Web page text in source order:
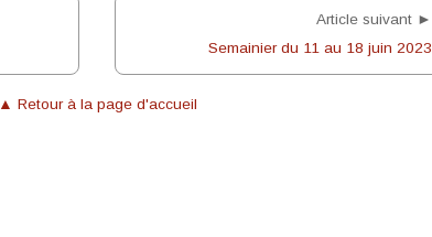
Article suivant ►
Semainier du 11 au 18 juin 2023
▲ Retour à la page d'accueil